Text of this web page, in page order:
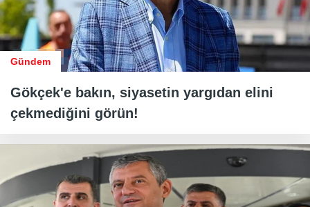
Gündem
Gökçek'e bakın, siyasetin yargıdan elini
çekmediğini görün!